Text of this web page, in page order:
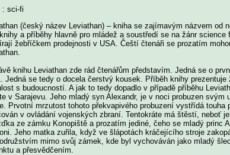
: sci-fi
(český název Leviathan) – kniha se zajímavým názvem
a příběhy hlavně pro mládež a soustředí se na žánr
žebříčkem prodejnosti v USA. Čeští čtenáři se prozatím
knihu Leviathan zde rád čtenářům představím. Jedná se o
Jedná se tedy o docela čerstvý kousek. Příběh knihy
s budoucností. A jak to tedy dopadlo v případě příběhu
v Sarajevu. Jeho mladý syn Alexandr, je v noci probuzen
Prvotní mrzutost tohoto překvapivého probuzení vystřídá
v ovládání vojenských zbraní. Tentokráte má štěstí, neboť
ze zámku Konopiště a prozatím jediné, čeho se mladý princ
Jeho matka zuřila, když ve šlápotách kráčejícího stroje
mimo svůj zámek, kde byl vychováván jako mladý
a přesvědčením.